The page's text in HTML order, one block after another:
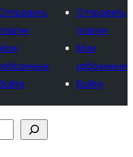
Отправить
плагин
Мои
избранные
Войти